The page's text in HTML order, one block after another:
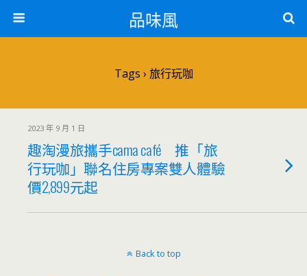
品味風
Tags › 旅行玩咖
2023 年 9 月 1 日
趣淘漫旅攜手cama café 推「旅
行玩咖」聯名住房專案雙人體驗
價2,899元起
Back to top